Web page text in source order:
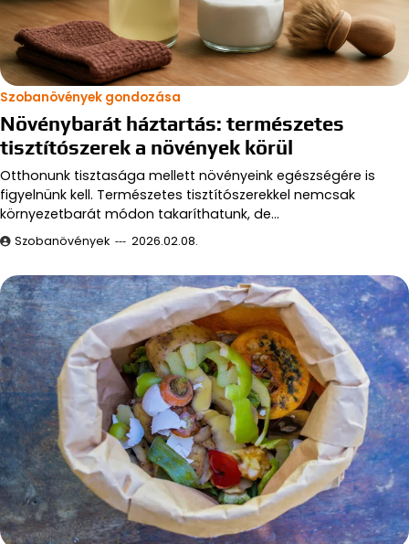
Szobanövények gondozása
Növénybarát háztartás: természetes
tisztítószerek a növények körül
Otthonunk tisztasága mellett növényeink egészségére is
figyelnünk kell. Természetes tisztítószerekkel nemcsak
környezetbarát módon takaríthatunk, de…
Szobanövények 2026.02.08.